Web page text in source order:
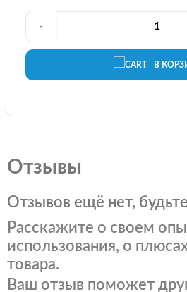
В
-
Отзывы
Отзывов ещё нет,
Расскажите о своем
использования, о
товара.
Ваш отзыв поможет